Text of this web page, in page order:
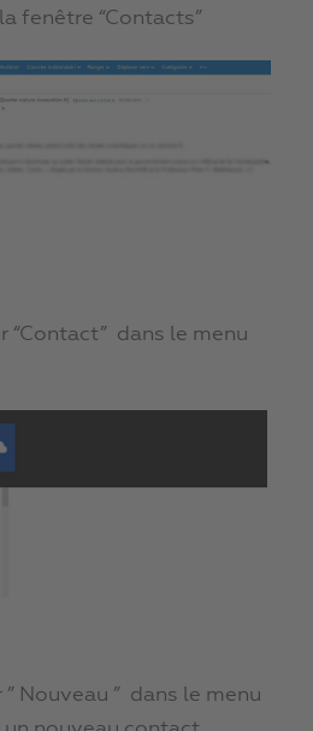
fenêtre “Contacts”
“Contact” dans le menu
” Nouveau ” dans le menu